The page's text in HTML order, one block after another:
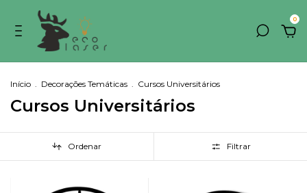
0
Início . Decorações Temáticas . Cursos Universitários
Cursos Universitários
Ordenar Filtrar